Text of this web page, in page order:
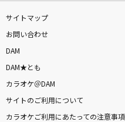
サイトマップ
お問い合わせ
DAM
DAM★とも
カラオケ＠DAM
サイトのご利用について
カラオケご利用にあたっての注意事項